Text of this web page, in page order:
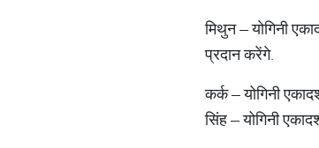
मिथुन – योगिनी
प्रदान करेंगे.
कर्क – योगिनी
सिंह – योगिनी